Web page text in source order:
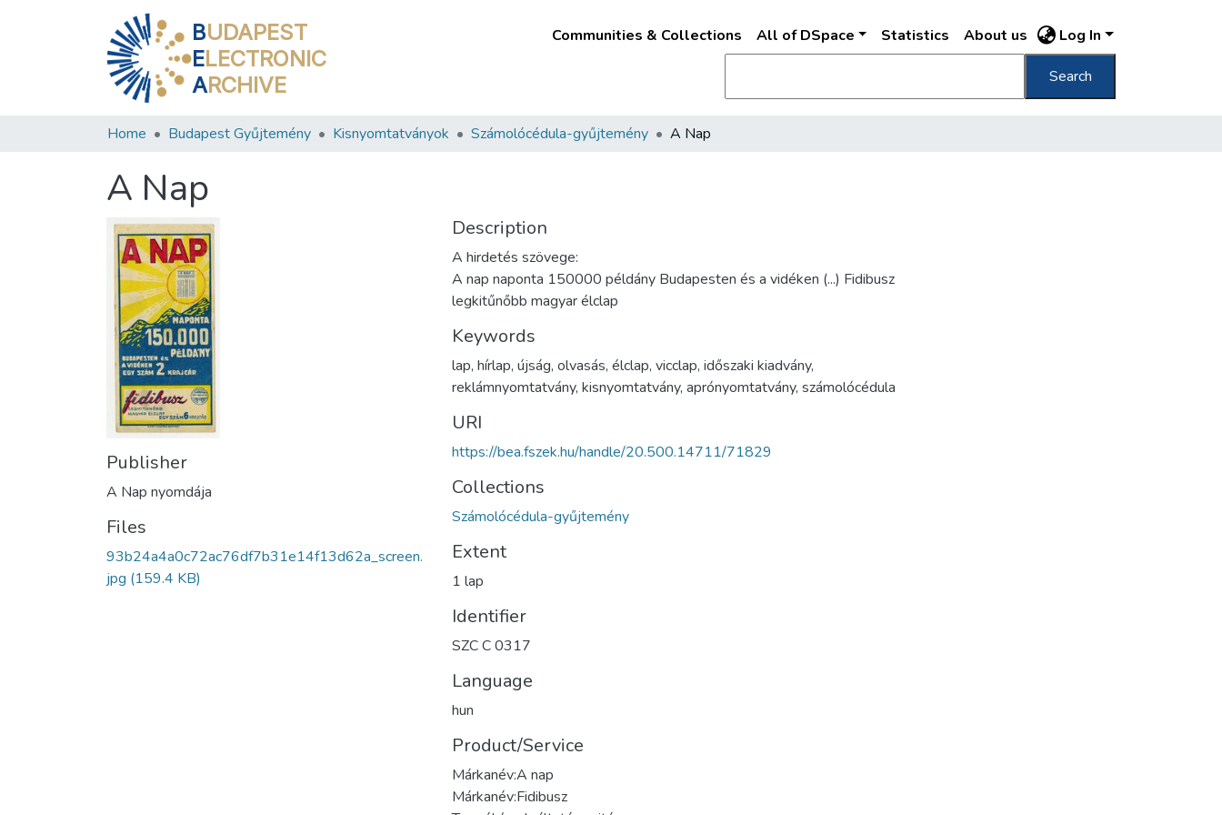
BUDAPEST
ELECTRONIC
ARCHIVE
Communities & Collections All of DSpace Statistics About us Log In
Search
Home Budapest Gyűjtemény Kisnyomtatványok Számolócédula-gyűjtemény A Nap
A Nap
Publisher
A Nap nyomdája
Files
93b24a4a0c72ac76df7b31e14f13d62a_screen.
jpg (159.4 KB)
Description
A hirdetés szövege:
A nap naponta 150000 példány Budapesten és a vidéken (...) Fidibusz
legkitűnőbb magyar élclap
Keywords
lap, hírlap, újság, olvasás, élclap, vicclap, időszaki kiadvány,
reklámnyomtatvány, kisnyomtatvány, aprónyomtatvány, számolócédula
URI
https://bea.fszek.hu/handle/20.500.14711/71829
Collections
Számolócédula-gyűjtemény
Extent
1 lap
Identifier
SZC C 0317
Language
hun
Product/Service
Márkanév:A nap
Márkanév:Fidibusz